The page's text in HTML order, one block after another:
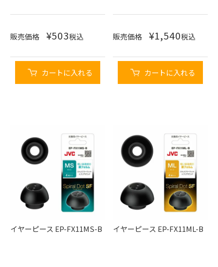
販売価格 ¥503税込
カートに入れる
販売価格 ¥1,540税込
カートに入れる
イヤーピース EP-FX11MS-B イヤーピース EP-FX11ML-B